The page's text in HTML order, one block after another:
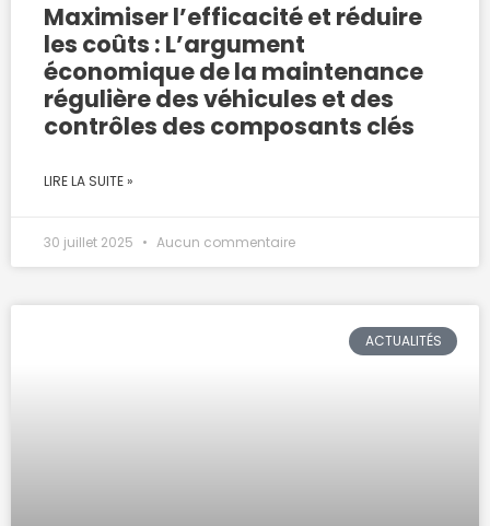
Maximiser l’efficacité et réduire
les coûts : L’argument
économique de la maintenance
régulière des véhicules et des
contrôles des composants clés
LIRE LA SUITE »
30 juillet 2025 Aucun commentaire
ACTUALITÉS